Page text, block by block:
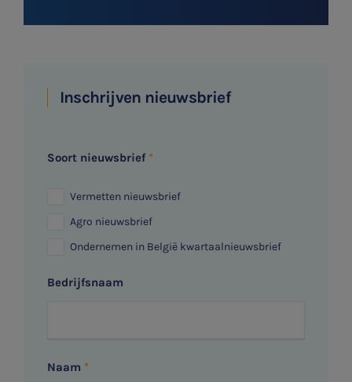
Inschrijven nieuwsbrief
Soort nieuwsbrief
Vermetten nieuwsbrief
Agro nieuwsbrief
Ondernemen in België kwartaalnieuwsbrief
Bedrijfsnaam
Naam